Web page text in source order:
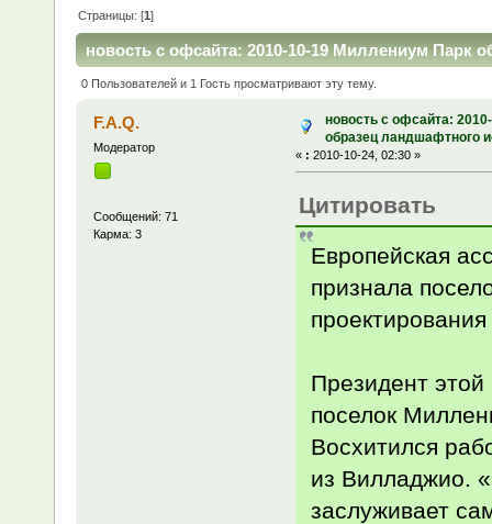
Страницы: [1]
новость с офсайта: 2010-10-19 Миллениум Парк
0 Пользователей и 1 Гость просматривают эту тему.
F.A.Q.
Модератор
Сообщений: 71
Карма: 3
новость с офсайта:
образец ландшафтного
« : 2010-10-24, 02:30 »
Цитировать
Европейская
признала
Президент
поселок
Восхитился
из Вилладжио.
заслуживает